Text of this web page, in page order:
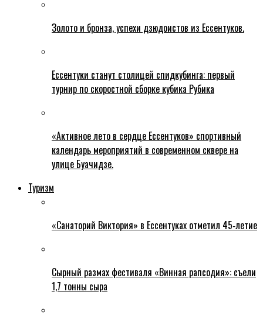
Золото и бронза, успехи дзюдоистов из Ессентуков.
Ессентуки станут столицей спидкубинга: первый
турнир по скоростной сборке кубика Рубика
«Активное лето в сердце Ессентуков» спортивный
календарь мероприятий в современном сквере на
улице Буачидзе.
Туризм
«Санаторий Виктория» в Ессентуках отметил 45‑летие
Сырный размах фестиваля «Винная рапсодия»: съели
1,7 тонны сыра